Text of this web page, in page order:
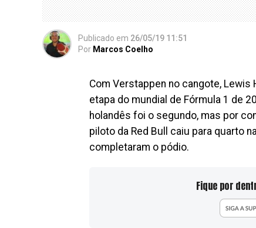
Publicado em 26/05/19 11:51
Por Marcos Coelho
Com Verstappen no cangote, Lewis
etapa do mundial de Fórmula 1 de
holandês foi o segundo, mas por
piloto da Red Bull caiu para quarto
completaram o pódio.
Fique por